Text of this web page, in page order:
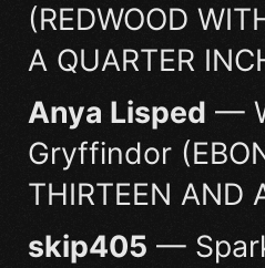
(REDWOOD
A QUARTER
Anya Lisped —
Gryffindor
THIRTEEN AND
skip405 —